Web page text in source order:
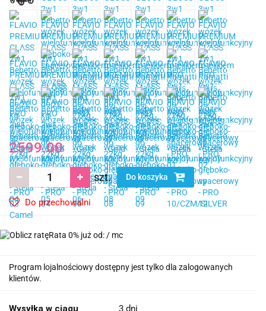
2599.00
szt. Do koszyka
Do przechowalni
Rata 0% już od:/ mc
Program lojalnościowy dostępny jest tylko dla zalogowanych
klientów.
Wysyłka w ciągu 3 dni